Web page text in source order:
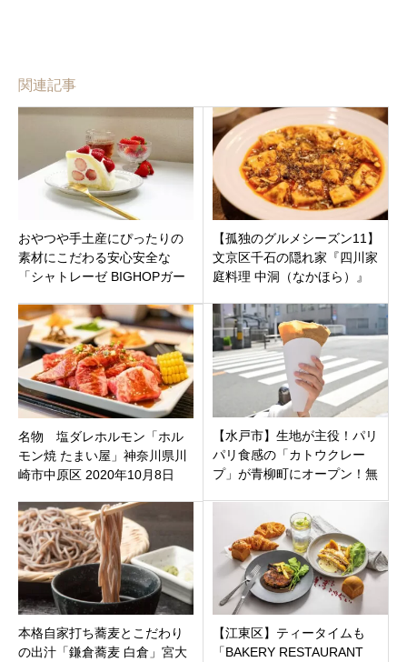
関連記事
おやつや手土産にぴったりの
素材にこだわる安心安全な
「シャトレーゼ BIGHOPガー
西市市原に 8月6日（金）オー
プン
【孤独のグルメシーズン11】
文京区千石の隠れ家『四川家
庭料理 中洞（なかほら）』
の真髄
名物 塩ダレホルモン「ホル
モン焼 たまい屋」神奈川県川
崎市中原区 2020年10月8日
【水戸市】生地が主役！パリ
パリ食感の「カトウクレー
プ」が青柳町にオープン！無
本格自家打ち蕎麦とこだわり
の出汁「鎌倉蕎麦 白倉」宮大
【江東区】ティータイムも
「BAKERY RESTAURANT